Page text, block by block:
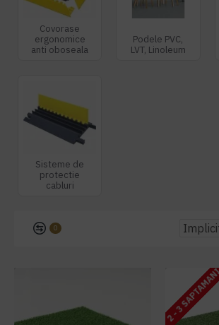
Covorase
ergonomice
anti oboseala
Podele PVC,
LVT, Linoleum
Sisteme de
protectie
cabluri
0
2 - 3